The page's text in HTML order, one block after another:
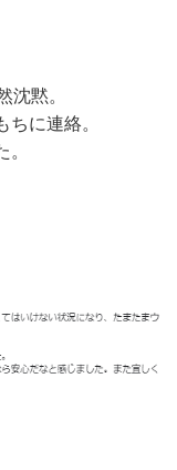
沈黙。
に連絡。